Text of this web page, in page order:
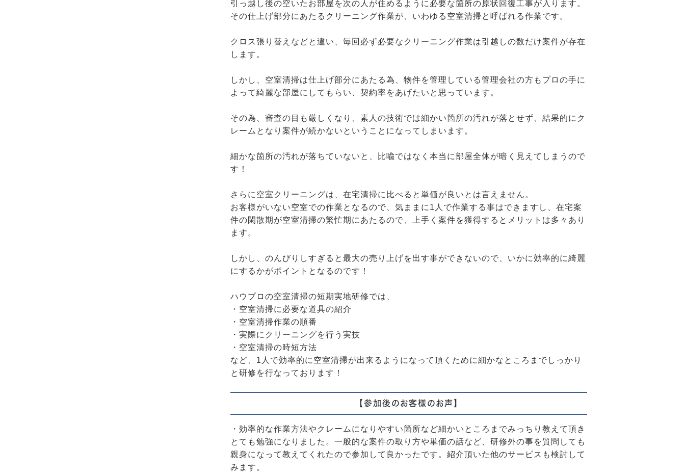
引っ越し後の空いたお部屋を次の人が住めるように必要な箇所の原状回復工事が入ります。
その仕上げ部分にあたるクリーニング作業が、いわゆる空室清掃と呼ばれる作業です。
クロス張り替えなどと違い、毎回必ず必要なクリーニング作業は引越しの数だけ案件が存在
します。
しかし、空室清掃は仕上げ部分にあたる為、物件を管理している管理会社の方もプロの手に
よって綺麗な部屋にしてもらい、契約率をあげたいと思っています。
その為、審査の目も厳しくなり、素人の技術では細かい箇所の汚れが落とせず、結果的にク
レームとなり案件が続かないということになってしまいます。
細かな箇所の汚れが落ちていないと、比喩ではなく本当に部屋全体が暗く見えてしまうので
す！
さらに空室クリーニングは、在宅清掃に比べると単価が良いとは言えません。
お客様がいない空室での作業となるので、気ままに1人で作業する事はできますし、在宅案
件の閑散期が空室清掃の繁忙期にあたるので、上手く案件を獲得するとメリットは多々あり
ます。
しかし、のんびりしすぎると最大の売り上げを出す事ができないので、いかに効率的に綺麗
にするかがポイントとなるのです！
ハウプロの空室清掃の短期実地研修では、
・空室清掃に必要な道具の紹介
・空室清掃作業の順番
・実際にクリーニングを行う実技
・空室清掃の時短方法
など、1人で効率的に空室清掃が出来るようになって頂くために細かなところまでしっかり
と研修を行なっております！
【参加後のお客様のお声】
・効率的な作業方法やクレームになりやすい箇所など細かいところまでみっちり教えて頂き
とても勉強になりました。一般的な案件の取り方や単価の話など、研修外の事を質問しても
親身になって教えてくれたので参加して良かったです。紹介頂いた他のサービスも検討して
みます。